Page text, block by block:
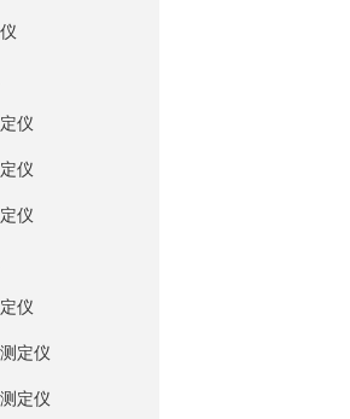
仪
仪
仪
仪
定仪
定仪